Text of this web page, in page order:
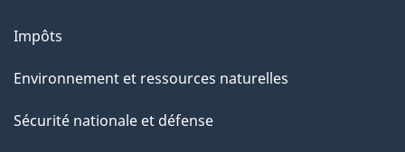
Impôts
Environnement et ressources naturelles
Sécurité nationale et défense